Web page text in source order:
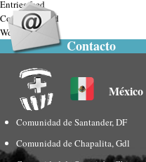
Entries feed
Comments feed
WordPress.org
Contacto
México
Comunidad de Santander, DF
Comunidad de Chapalita, Gdl